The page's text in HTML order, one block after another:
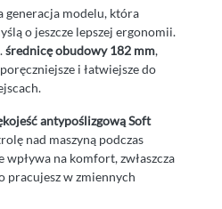
generacja modelu, która
o jeszcze lepszej ergonomii.
średnicę obudowy 182 mm,
i łatwiejsze do
antypoślizgową Soft
nad maszyną podczas
na komfort, zwłaszcza
pracujesz w zmiennych